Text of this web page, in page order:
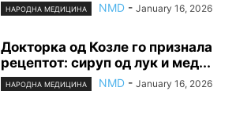
НАРОДНА МЕДИЦИНА NMD - January 16, 2026
Докторка од Козле го признала
рецептот: сируп од лук и мед...
НАРОДНА МЕДИЦИНА NMD - January 16, 2026